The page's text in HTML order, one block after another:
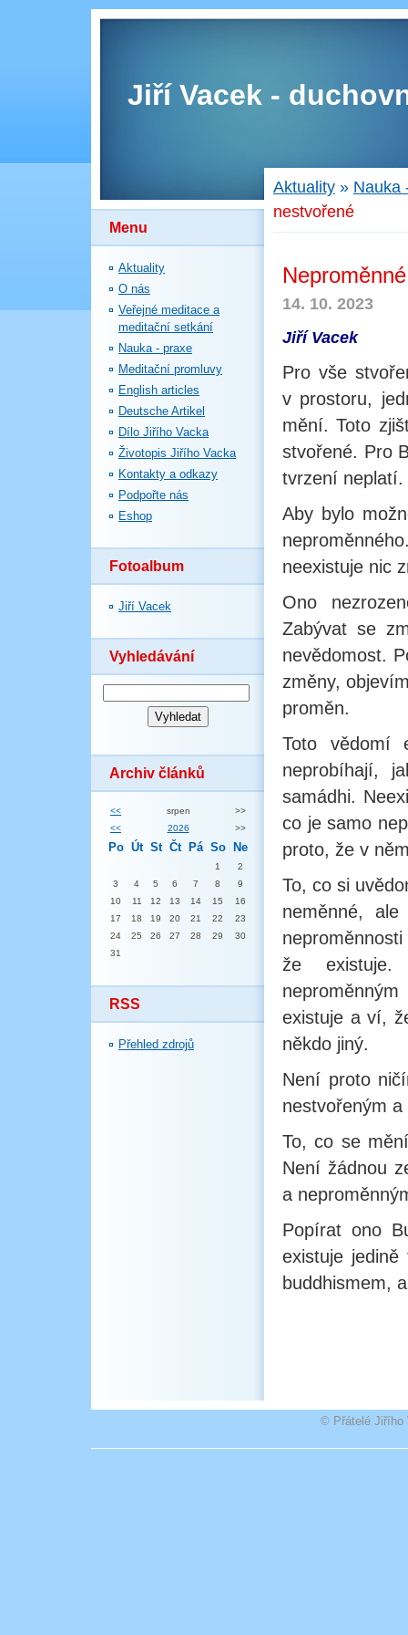
Jiří Vacek -
Menu
Aktuality
O nás
Veřejné meditace a
meditační setkání
Nauka - praxe
Meditační promluvy
English articles
Deutsche Artikel
Dílo Jiřího Vacka
Životopis Jiřího Vacka
Kontakty a odkazy
Podpořte nás
Eshop
Fotoalbum
Jiří Vacek
Vyhledávání
Archiv článků
<< srpen
>>
<<
2026 >>
Po Út St Čt Pá So Ne
1
2
3
4 5 6 7 8
9
10
11 12 13 14 15
16
17
18 19 20 21 22
23
24
25 26 27 28 29
30
31
RSS
Přehled zdrojů
Aktuality » Nauka
nestvořené
14. 10. 2023
Jiří Vacek
Pro vše
v prostoru,
mění. Toto
stvořené. Pro
tvrzení neplatí.
Aby bylo
neexistuje nic
Ono
Zabývat se
nevědomost.
změny,
proměn.
Toto vědomí
neprobíhají,
samádhi.
co je samo
proto, že v
To, co si
neměnné,
že
existuje a ví,
někdo jiný.
Není proto
nestvořeným
To, co se
Není žádnou
a
Popírat ono
existuje
buddhismem,
© Přátelé